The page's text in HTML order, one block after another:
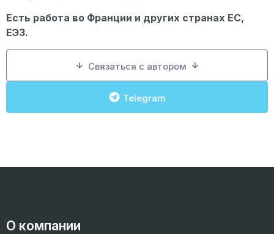
Есть работа во Франции и других странах ЕС,
ЕЭЗ.
Связаться с автором
Telegram
О компании